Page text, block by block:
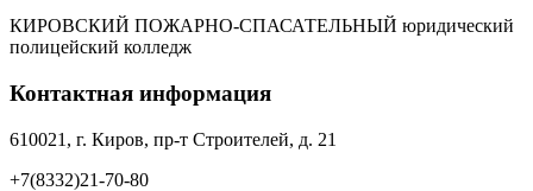
КИРОВСКИЙ ПОЖАРНО-СПАСАТЕЛЬНЫЙ юридический
полицейский колледж
Контактная информация
610021, г. Киров, пр-т Строителей, д. 21
+7(8332)21-70-80